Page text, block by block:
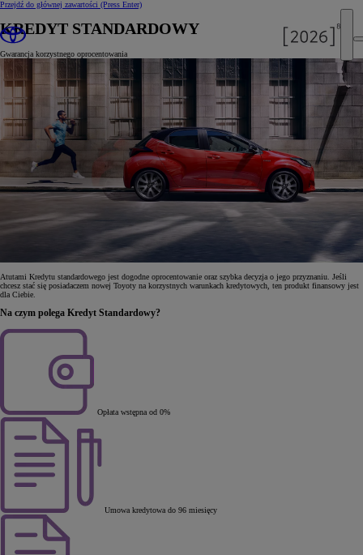
Przejdź do głównej zawartości (Press Enter)
KREDYT STANDARDOWY
Gwarancja korzystnego oprocentowania
Atutami Kredytu standardowego jest dogodne oprocentowanie oraz szybka decyzja o jego przyznaniu. Jeśli
chcesz stać się posiadaczem nowej Toyoty na korzystnych warunkach kredytowych, ten produkt finansowy jest
dla Ciebie.
Na czym polega Kredyt Standardowy?
Opłata wstępna od 0%
Umowa kredytowa do 96 miesięcy